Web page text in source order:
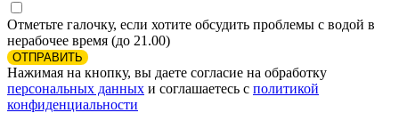
Отметьте галочку, если хотите обсудить проблемы с водой в
нерабочее время (до 21.00)
ОТПРАВИТЬ
Нажимая на кнопку, вы даете согласие на обработку
персональных данных и соглашаетесь c политикой
конфиденциальности